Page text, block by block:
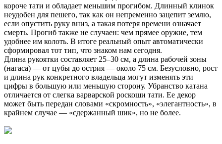
короче тати и обладает меньшим прогибом. Длинный клинок
неудобен для пешего, так как он непременно зацепит землю,
если опустить руку вниз, а такая потеря времени означает
смерть. Прогиб также не случаен: чем прямее оружие, тем
удобнее им колоть. В итоге реальный опыт автоматически
сформировал тот тип, что знаком нам сегодня.
Длина рукоятки составляет 25–30 см, а длина рабочей зоны
(нагаса) — от цубы до острия — около 75 см. Безусловно, рост
и длина рук конкретного владельца могут изменять эти
цифры в большую или меньшую сторону. Убранство катана
отличается от слегка варварской роскоши тати. Ее декор
может быть передан словами «скромность», «элегантность», в
крайнем случае — «сдержанный шик», но не более.